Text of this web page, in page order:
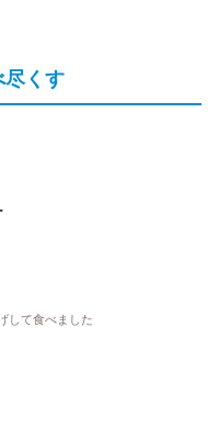
尽くす
して食べました